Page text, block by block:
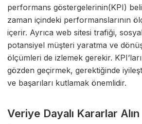
performans göstergelerinin(KPI)
zaman içindeki performanslarının
içerir. Ayrıca web sitesi trafiği,
potansiyel müşteri yaratma ve
ölçümleri de izlemek gerekir.
gözden geçirmek, gerektiğinde
ve başarıları kutlamak önemlidir.
Veriye Dayalı Kararlar Alın